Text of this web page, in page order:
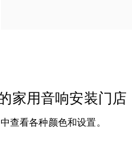
家用音响安装门店
查看各种颜色和设置。